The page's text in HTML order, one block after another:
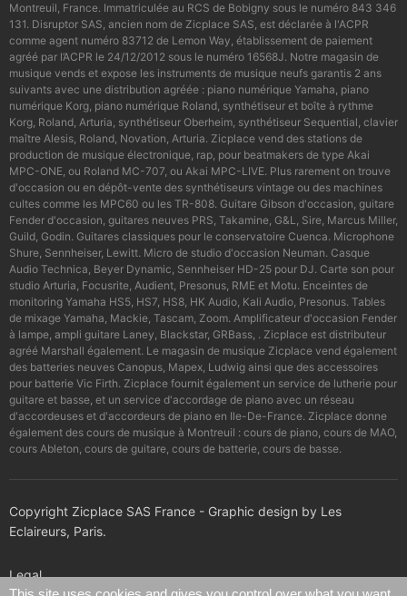
Montreuil, France. Immatriculée au RCS de Bobigny sous le numéro 843 346
131. Disruptor SAS, ancien nom de Zicplace SAS, est déclarée à l'ACPR
comme agent numéro 83712 de Lemon Way, établissement de paiement
agréé par l’ACPR le 24/12/2012 sous le numéro 16568J. Notre magasin de
musique vends et expose les instruments de musique neufs garantis 2 ans
suivants avec une distribution agréée : piano numérique Yamaha, piano
numérique Korg, piano numérique Roland, synthétiseur et boîte à rythme
Korg, Roland, Arturia, synthétiseur Oberheim, synthétiseur Sequential, clavier
maître Alesis, Roland, Novation, Arturia. Zicplace vend des stations de
production de musique électronique, rap, pour beatmakers de type Akai
MPC-ONE, ou Roland MC-707, ou Akai MPC-LIVE. Plus rarement on trouve
d'occasion ou en dépôt-vente des synthétiseurs vintage ou des machines
cultes comme les MPC60 ou les TR-808. Guitare Gibson d'occasion, guitare
Fender d'occasion, guitares neuves PRS, Takamine, G&L, Sire, Marcus Miller,
Guild, Godin. Guitares classiques pour le conservatoire Cuenca. Microphone
Shure, Sennheiser, Lewitt. Micro de studio d'occasion Neuman. Casque
Audio Technica, Beyer Dynamic, Sennheiser HD-25 pour DJ. Carte son pour
studio Arturia, Focusrite, Audient, Presonus, RME et Motu. Enceintes de
monitoring Yamaha HS5, HS7, HS8, HK Audio, Kali Audio, Presonus. Tables
de mixage Yamaha, Mackie, Tascam, Zoom. Amplificateur d'occasion Fender
à lampe, ampli guitare Laney, Blackstar, GRBass, . Zicplace est distributeur
agréé Marshall également. Le magasin de musique Zicplace vend également
des batteries neuves Canopus, Mapex, Ludwig ainsi que des accessoires
pour batterie Vic Firth. Zicplace fournit également un service de lutherie pour
guitare et basse, et un service d'accordage de piano avec un réseau
d'accordeuses et d'accordeurs de piano en Ile-De-France. Zicplace donne
également des cours de musique à Montreuil : cours de piano, cours de MAO,
cours Ableton, cours de guitare, cours de batterie, cours de basse.
Copyright Zicplace SAS France - Graphic design by Les
Eclaireurs, Paris.
Legal